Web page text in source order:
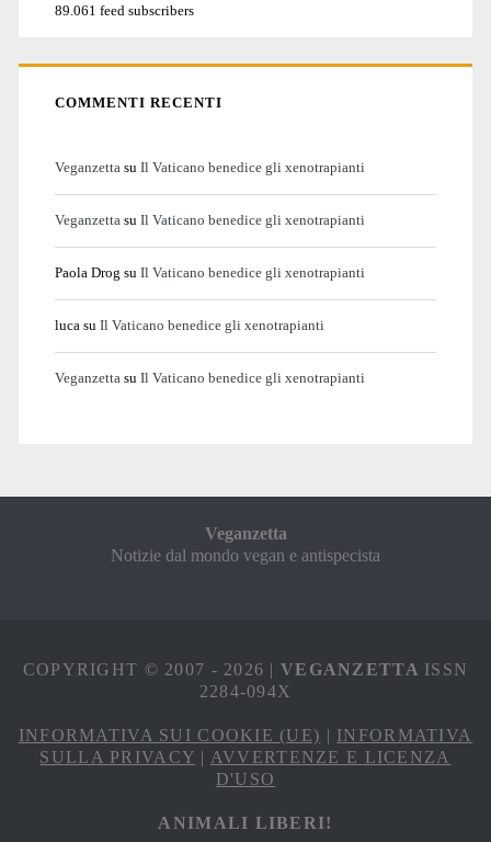
89.061 feed subscribers
COMMENTI RECENTI
Veganzetta su Il Vaticano benedice gli xenotrapianti
Veganzetta su Il Vaticano benedice gli xenotrapianti
Paola Drog su Il Vaticano benedice gli xenotrapianti
luca su Il Vaticano benedice gli xenotrapianti
Veganzetta su Il Vaticano benedice gli xenotrapianti
Veganzetta
Notizie dal mondo vegan e antispecista
COPYRIGHT © 2007 - 2026 |VEGANZETTA ISSN
2284-094X
INFORMATIVA SUI COOKIE (UE) | INFORMATIVA
SULLA PRIVACY | AVVERTENZE E LICENZA
D'USO
ANIMALI LIBERI!